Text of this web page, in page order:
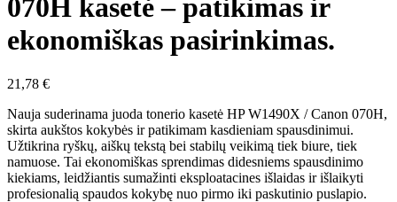
070H kasetė – patikimas ir
ekonomiškas pasirinkimas.
21,78 €
Nauja suderinama juoda tonerio kasetė HP W1490X / Canon 070H,
skirta aukštos kokybės ir patikimam kasdieniam spausdinimui.
Užtikrina ryškų, aiškų tekstą bei stabilų veikimą tiek biure, tiek
namuose. Tai ekonomiškas sprendimas didesniems spausdinimo
kiekiams, leidžiantis sumažinti eksploatacines išlaidas ir išlaikyti
profesionalią spaudos kokybę nuo pirmo iki paskutinio puslapio.